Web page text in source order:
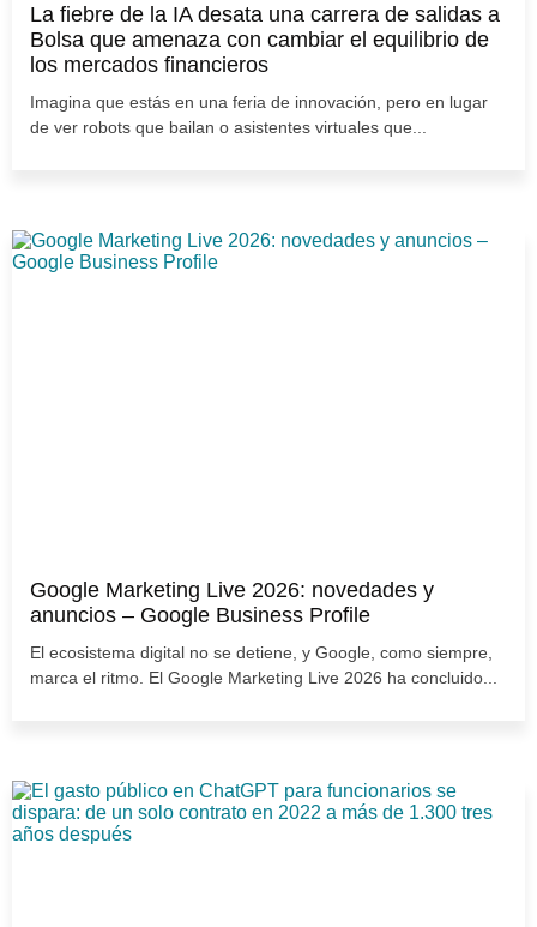
La fiebre de la IA desata una carrera de salidas a
Bolsa que amenaza con cambiar el equilibrio de
los mercados financieros
Imagina que estás en una feria de innovación, pero en lugar
de ver robots que bailan o asistentes virtuales que...
Google Marketing Live 2026: novedades y
anuncios – Google Business Profile
El ecosistema digital no se detiene, y Google, como siempre,
marca el ritmo. El Google Marketing Live 2026 ha concluido...